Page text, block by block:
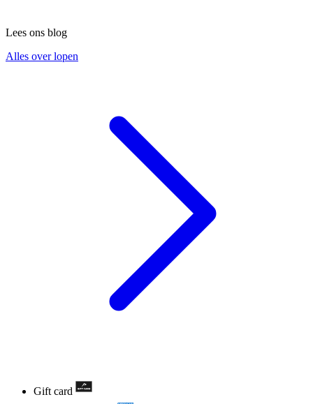
Lees ons blog
Alles over lopen
Gift card